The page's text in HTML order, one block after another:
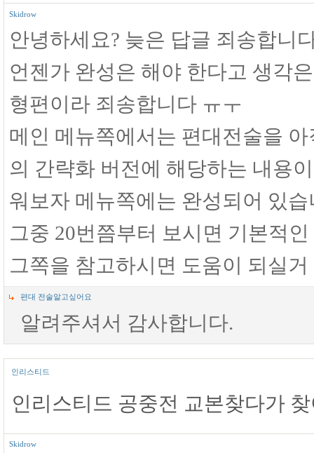
Skidrow
안녕하세요? 늦은 답글 죄송합니
언젠가 완성은 해야 한다고 생각
형편이라 죄송합니다 ㅠㅜ
메인 메뉴쪽에서는 편대전술을
의 간략화 버전에 해당하는 내용
워보자 메뉴쪽에는 완성되어 있습
그중 20번쯤부터 보시면 기본적
그쪽을 참고하시면 도움이 되실
편대 전술알고싶어요
알려주셔서 감사합니다.
인리스티드
인리스티드 공중전 교본찾다가
Skidrow